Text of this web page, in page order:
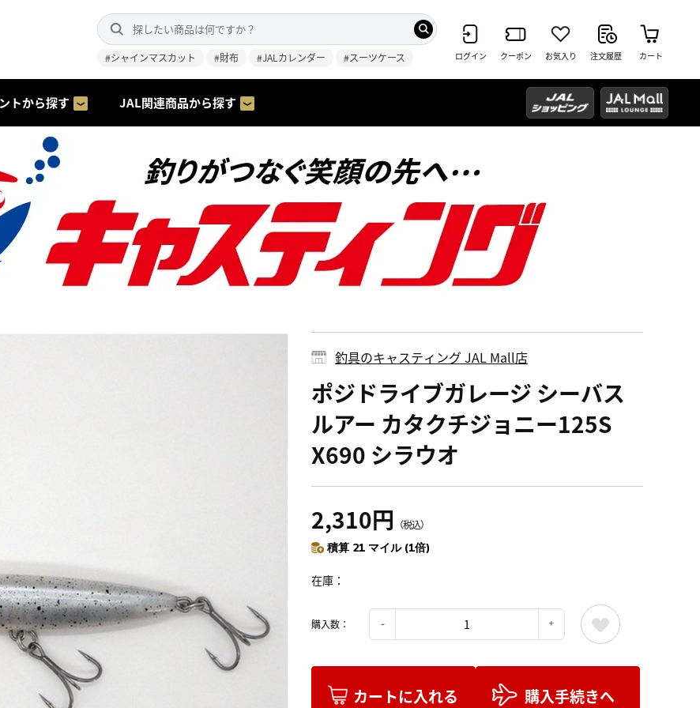
#シャインマスカット #財布 #JALカレンダー #スーツケース ログイン クーポン お気入り 注文履歴 カート
トから探す JAL関連商品から探す
釣具のキャスティング JAL Mall店
ポジドライブガレージ シーバス
ルアー カタクチジョニー125S
X690 シラウオ
2,310円 （税込）
積算 21 マイル (1倍)
在庫
購入数：
カートに入れる 購入手続きへ